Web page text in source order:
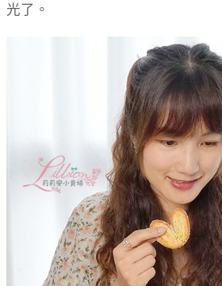
光了。